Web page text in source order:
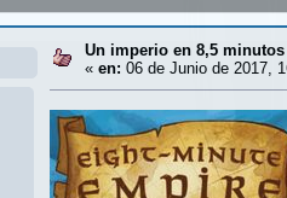
Un imperio en 8,5 minutos
« en: 06 de Junio de 2017,